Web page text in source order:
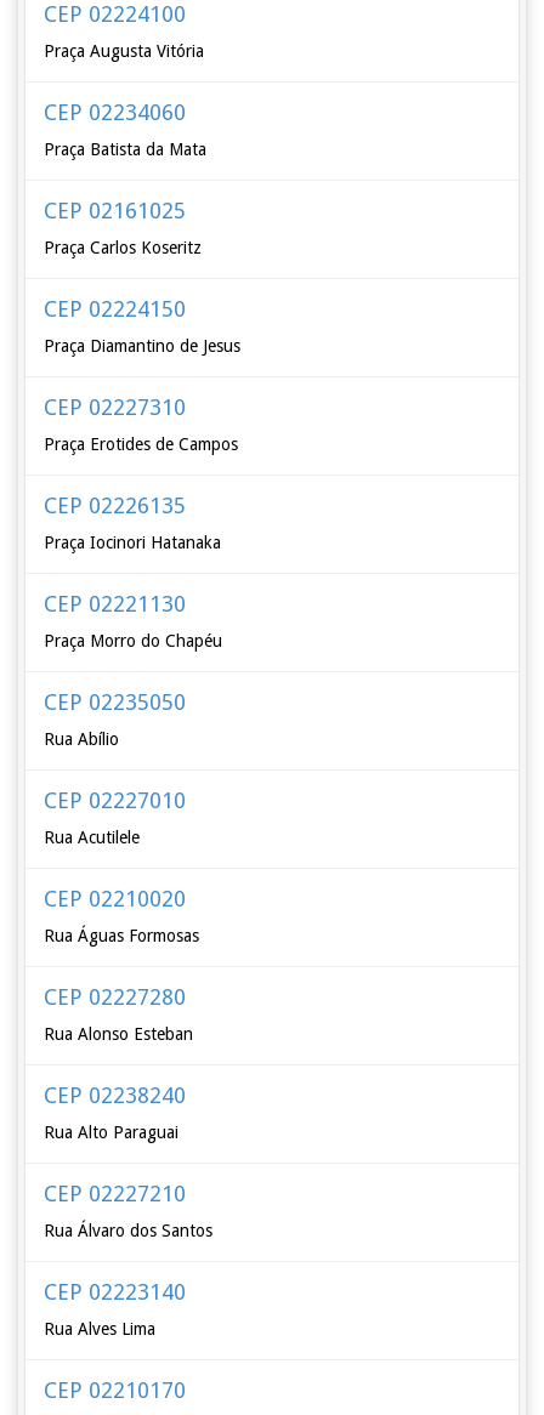
CEP 02224100
Praça Augusta Vitória
CEP 02234060
Praça Batista da Mata
CEP 02161025
Praça Carlos Koseritz
CEP 02224150
Praça Diamantino de Jesus
CEP 02227310
Praça Erotides de Campos
CEP 02226135
Praça Iocinori Hatanaka
CEP 02221130
Praça Morro do Chapéu
CEP 02235050
Rua Abílio
CEP 02227010
Rua Acutilele
CEP 02210020
Rua Águas Formosas
CEP 02227280
Rua Alonso Esteban
CEP 02238240
Rua Alto Paraguai
CEP 02227210
Rua Álvaro dos Santos
CEP 02223140
Rua Alves Lima
CEP 02210170